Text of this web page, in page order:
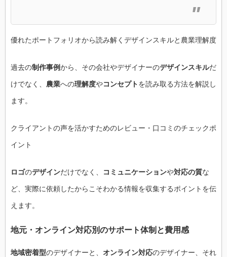
優れたポートフォリオから読み解くデザインスキルと農業理解度
過去の制作事例から、その会社やデザイナーのデザインスキルだ
けでなく、 農業への理解度やコンセプトを読み取る方法を解説し
ます。
クライアントの声を活かすためのレビュー・口コミのチェックポ
イント
ロゴのデザインだけでなく、 コミュニケーションや対応の質な
ど、実際に依頼したからこそわかる情報を収集するポイントを伝
えます。
地元・オンライン対応別のサポート体制と費用感
地域密着型のデザイナーと、 オンライン対応のデザイナー、それ